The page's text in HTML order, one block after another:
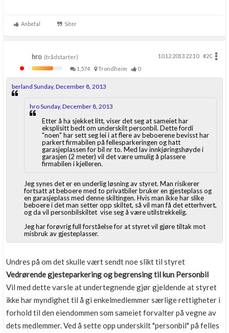
Anbefal Siter
hro (trådstarter) 10.12.2013 22.10
#20
1,574
Trondheim 0
berland Sunday, December 8, 2013
hro Sunday, December 8, 2013
Etter å ha sjekket litt, viser det seg at sameiet har
eksplisitt bedt om underskilt personbil. Dette fordi
"noen" har sett seg lei i at flere av beboerene bevisst har
parkert firmabilen på fellesparkeringen og hatt
garasjeplassen for bil nr to. Med lav innkjøringshøyde i
garasjen (2 meter) vil det være umulig å plassere
firmabilen i kjelleren.
Jeg synes det er en underlig løsning av styret. Man risikerer
fortsatt at beboere med to privatbiler bruker en gjesteplass og
en garasjeplass med denne skiltingen. Hvis man ikke har slike
beboere i det man setter opp skiltet, så vil man få det etterhvert,
og da vil personbilskiltet vise seg å være utilstrekkelig.
Jeg har forøvrig full forståelse for at styret vil gjøre tiltak mot
misbruk av gjesteplasser.
Undres på om det skulle vært sendt noe slikt til styret
Vedrørende gjesteparkering og begrensing til kun Personbil
Vil med dette varsle at undertegnende gjør gjeldende at styret
ikke har myndighet til å gi enkelmedlemmer særlige rettigheter i
forhold til den eiendommen som sameiet forvalter på vegne av
dets medlemmer. Ved å sette opp underskilt "personbil" på felles